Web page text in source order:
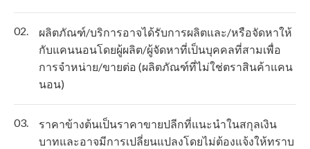
02.
ผลิตภัณฑ์/บริการอาจได้รับการผลิตและ/หรือจัดหาให้
กับแคนนอนโดยผู้ผลิต/ผู้จัดหาที่เป็นบุคคลที่สามเพื่อ
การจำหน่าย/ขายต่อ (ผลิตภัณฑ์ที่ไม่ใช่ตราสินค้าแคน
นอน)
03.
ราคาข้างต้นเป็นราคาขายปลีกที่แนะนำในสกุลเงิน
บาทและอาจมีการเปลี่ยนแปลงโดยไม่ต้องแจ้งให้ทราบ